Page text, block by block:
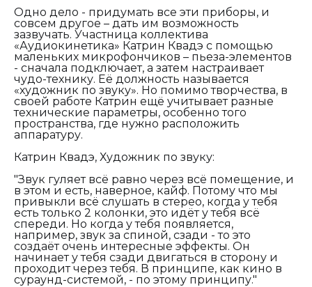
Одно дело - придумать все эти приборы, и
совсем другое – дать им возможность
зазвучать. Участница коллектива
«Аудиокинетика» Катрин Квадэ с помощью
маленьких микрофончиков – пьеза-элементов
- сначала подключает, а затем настраивает
чудо-технику. Её должность называется
«художник по звуку». Но помимо творчества, в
своей работе Катрин ещё учитывает разные
технические параметры, особенно того
пространства, где нужно расположить
аппаратуру.
Катрин Квадэ, Художник по звуку:
"Звук гуляет всё равно через всё помещение, и
в этом и есть, наверное, кайф. Потому что мы
привыкли всё слушать в стерео, когда у тебя
есть только 2 колонки, это идёт у тебя всё
спереди. Но когда у тебя появляется,
например, звук за спиной, сзади - то это
создаёт очень интересные эффекты. Он
начинает у тебя сзади двигаться в сторону и
проходит через тебя. В принципе, как кино в
сураунд-системой, - по этому принципу."